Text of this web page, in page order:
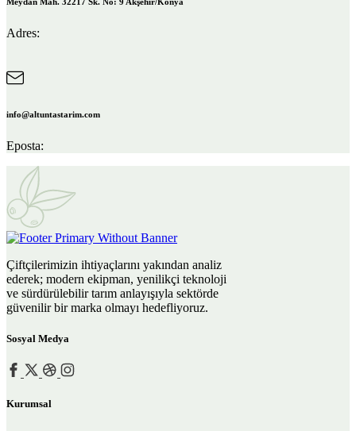
Adres:
info@altuntastarim.com
Eposta:
Çiftçilerimizin ihtiyaçlarını yakından analiz
ederek; modern ekipman, yenilikçi teknoloji
ve sürdürülebilir tarım anlayışıyla sektörde
güvenilir bir marka olmayı hedefliyoruz.
Sosyal Medya
Kurumsal